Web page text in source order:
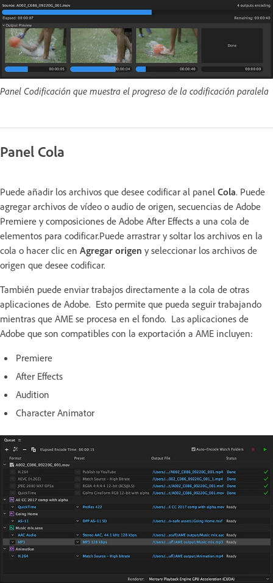
Panel Codificación que muestra el progreso de la codificación paralela
Panel Cola
Puede añadir los archivos que desee codificar al panel Cola. Puede
agregar archivos de vídeo o audio de origen, secuencias de Adobe
Premiere y composiciones de Adobe After Effects a una cola de
elementos para codificar.Puede arrastrar y soltar los archivos en la
cola o hacer clic en Agregar origen y seleccionar los archivos de
origen que desee codificar.
También puede enviar trabajos directamente a la cola de otras
aplicaciones de Adobe. Esto permite que pueda seguir trabajando
mientras que AME se procesa en el fondo. Las aplicaciones de
Adobe que son compatibles con la exportación a AME incluyen:
Premiere
After Effects
Audition
Character Animator